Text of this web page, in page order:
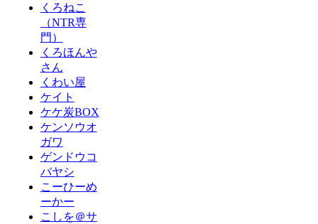
くろねこ
（NTR専
門）
くろほんや
さん
くわい屋
ケイト
ケケ炭BOX
ケンソウオ
ガワ
ゲンドウコ
バヤシ
こーひーめ
ーかー
こしを＠サ